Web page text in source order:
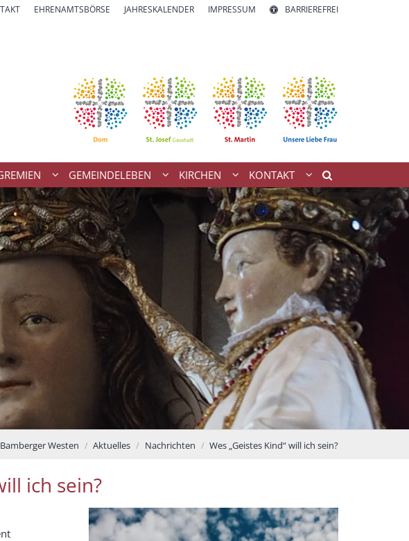
EHRENAMTSBÖRSE JAHRESKALENDER IMPRESSUM BARRIEREFREI
GEMEINDELEBEN KIRCHEN KONTAKT
Westen Aktuelles Nachrichten Wes „Geistes Kind“ will ich sein?
ich sein?